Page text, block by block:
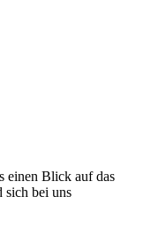
einen Blick auf das
sich bei uns